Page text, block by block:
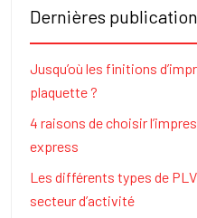
Dernières
Jusqu’où les finitions
plaquette ?
4 raisons de choisir
express
Les différents types de
secteur d’activité